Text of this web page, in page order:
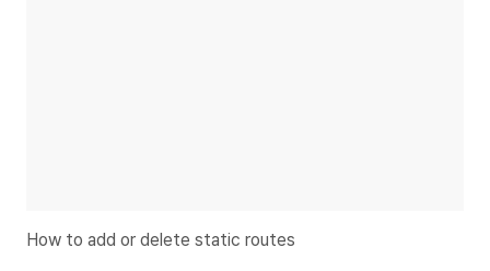
How to add or delete static routes